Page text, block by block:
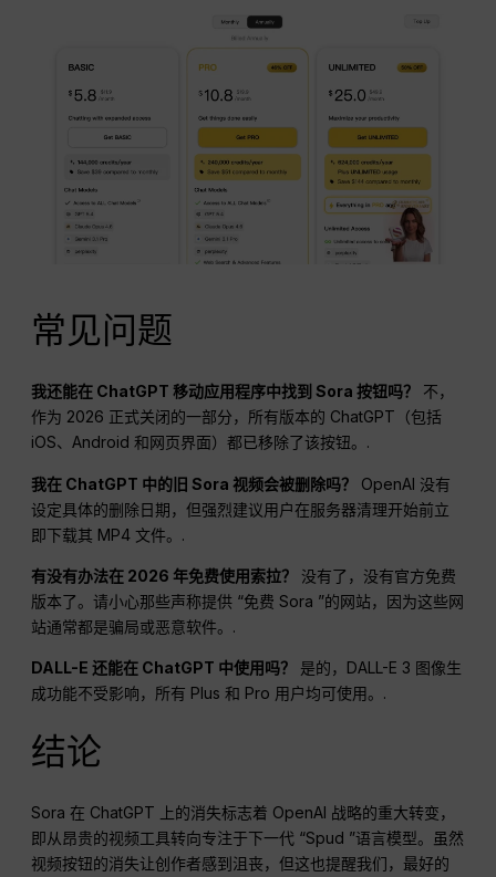
常见问题
我还能在 ChatGPT 移动应用程序中找到 Sora 按钮吗？
不，
作为 2026 正式关闭的一部分，所有版本的 ChatGPT（包括
iOS、Android 和网页界面）都已移除了该按钮。.
我在 ChatGPT 中的旧 Sora 视频会被删除吗？
OpenAI 没有
设定具体的删除日期，但强烈建议用户在服务器清理开始前立
即下载其 MP4 文件。.
有没有办法在 2026 年免费使用索拉？
没有了，没有官方免费
版本了。请小心那些声称提供 “免费 Sora ”的网站，因为这些网
站通常都是骗局或恶意软件。.
DALL-E 还能在 ChatGPT 中使用吗？
是的，DALL-E 3 图像生
成功能不受影响，所有 Plus 和 Pro 用户均可使用。.
结论
Sora 在 ChatGPT 上的消失标志着 OpenAI 战略的重大转变，
即从昂贵的视频工具转向专注于下一代 “Spud ”语言模型。虽然
视频按钮的消失让创作者感到沮丧，但这也提醒我们，最好的